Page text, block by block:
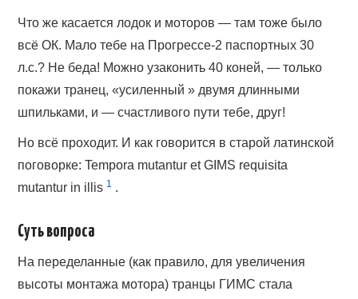
Что же касается лодок и моторов — там тоже было
всё ОК. Мало тебе на Прогрессе-2 паспортных 30
л.с.? Не беда! Можно узаконить 40 коней, — только
покажи транец, «усиленный » двумя длинными
шпильками, и — счастливого пути тебе, друг!
Но всё проходит. И как говорится в старой латинской
поговорке: Tempora mutantur et GIMS requisita
mutantur in illis 1 .
Суть вопроса
На переделанные (как правило, для увеличения
высоты монтажа мотора) транцы ГИМС стала